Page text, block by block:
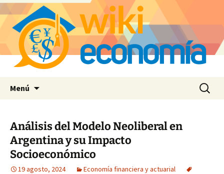
Menú Buscar:
Análisis del Modelo Neoliberal en
Argentina y su Impacto
Socioeconómico
19 agosto, 2024
Economía financiera y actuarial